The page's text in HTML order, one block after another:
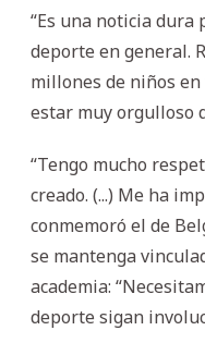
“Es una noticia dura
deporte en general.
millones de niños
estar muy orgulloso
“Tengo mucho
creado. (...) Me ha
conmemoró el de
se mantenga
academia:
deporte sigan